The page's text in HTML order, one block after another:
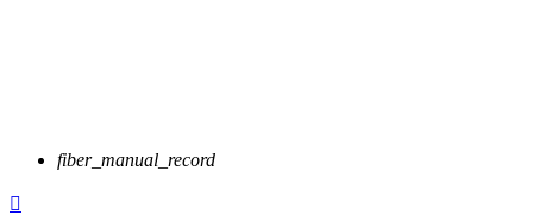
fiber_manual_record
